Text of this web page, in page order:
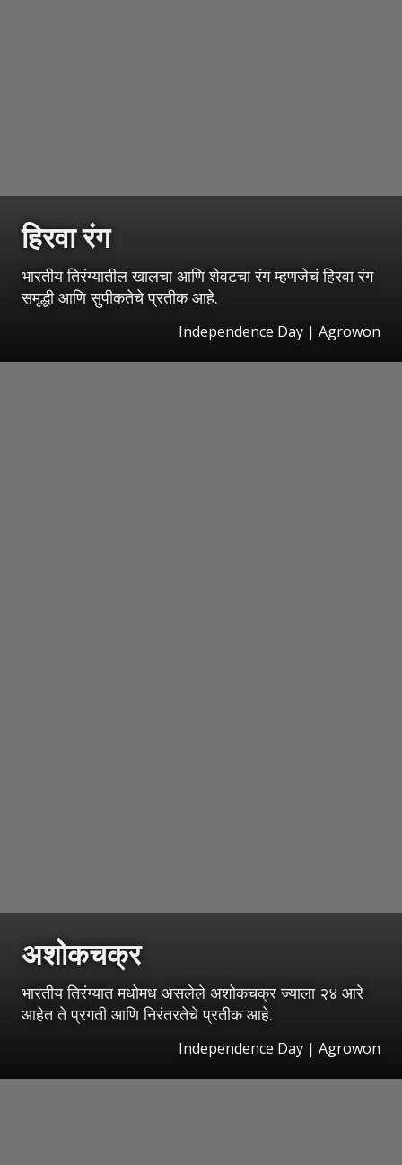
हिरवा रंग
भारतीय तिरंग्यातील खालचा आणि शेवटचा रंग म्हणजेचं हिरवा रंग
समृद्धी आणि सुपीकतेचे प्रतीक आहे.
Independence Day | Agrowon
अशोकचक्र
भारतीय तिरंग्यात मधोमध असलेले अशोकचक्र ज्याला २४ आरे
आहेत ते प्रगती आणि निरंतरतेचे प्रतीक आहे.
Independence Day | Agrowon